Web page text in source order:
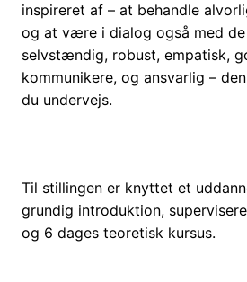
inspireret af – at behandle
og at være i dialog også med
selvstændig, robust, empatisk,
kommunikere, og ansvarlig –
du undervejs.
Til stillingen er knyttet et
grundig introduktion,
og 6 dages teoretisk kursus.